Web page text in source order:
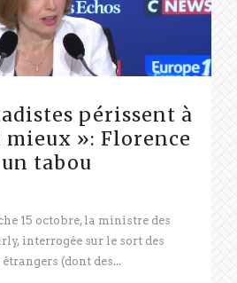
périssent à
mieux »: Florence
tabou
15 octobre, la ministre des
interrogée sur le sort des
(dont des...